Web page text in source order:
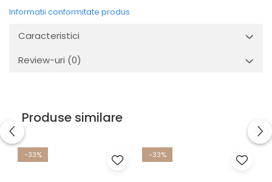
Informatii conformitate produs
Caracteristici
Review-uri (0)
Produse similare
-33% -33%